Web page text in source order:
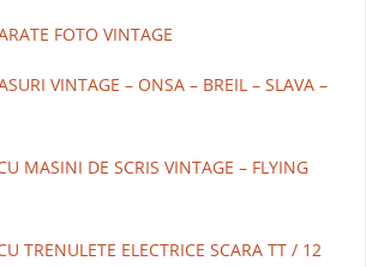
FOTO VINTAGE
VINTAGE – ONSA – BREIL – SLAVA –
MASINI DE SCRIS VINTAGE – FLYING
TRENULETE ELECTRICE SCARA TT / 12